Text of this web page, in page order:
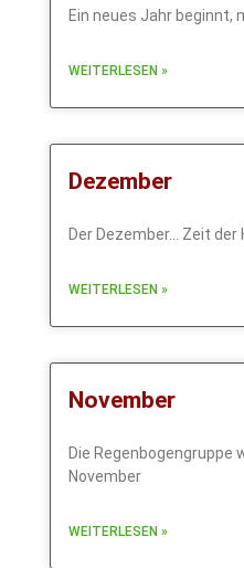
Ein neues Jahr beginnt,
WEITERLESEN »
Dezember
Der Dezember… Zeit
WEITERLESEN »
November
Die Regenbogengruppe
November
WEITERLESEN »